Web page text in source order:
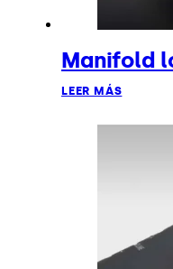
Manifold
LEER MÁS